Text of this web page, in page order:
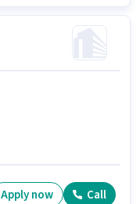
Apply now Call